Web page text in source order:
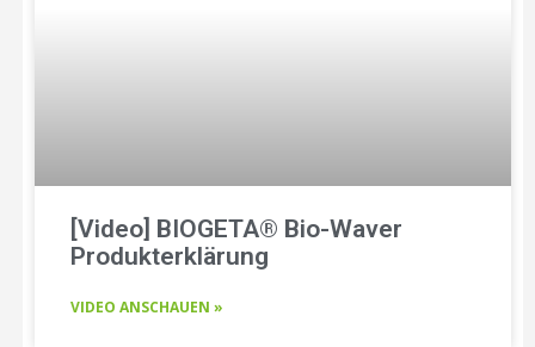
[Video] BIOGETA® Bio-Waver
Produkterklärung
VIDEO ANSCHAUEN »